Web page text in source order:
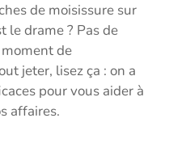
de moisissure sur
le drame ? Pas de
de
jeter, lisez ça : on a
pour vous aider à
affaires.